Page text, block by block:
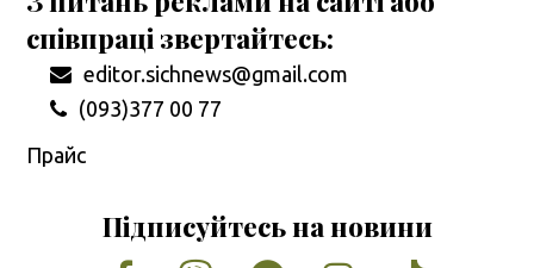
співпраці звертайтесь:
editor.sichnews@gmail.com
(093)377 00 77
Прайс
Підписуйтесь на новини